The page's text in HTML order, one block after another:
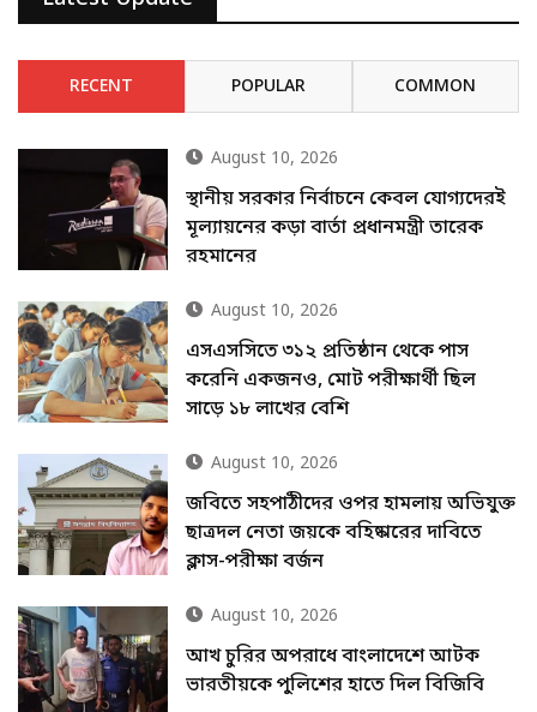
RECENT POPULAR COMMON
August 10, 2026
স্থানীয় সরকার নির্বাচনে কেবল যোগ্যদেরই
মূল্যায়নের কড়া বার্তা প্রধানমন্ত্রী তারেক
রহমানের
August 10, 2026
এসএসসিতে ৩১২ প্রতিষ্ঠান থেকে পাস
করেনি একজনও, মোট পরীক্ষার্থী ছিল
সাড়ে ১৮ লাখের বেশি
August 10, 2026
জবিতে সহপাঠীদের ওপর হামলায় অভিযুক্ত
ছাত্রদল নেতা জয়কে বহিষ্কারের দাবিতে
ক্লাস-পরীক্ষা বর্জন
August 10, 2026
আখ চুরির অপরাধে বাংলাদেশে আটক
ভারতীয়কে পুলিশের হাতে দিল বিজিবি